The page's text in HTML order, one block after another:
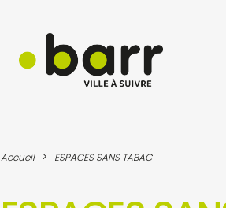
Accueil > ESPACES SANS TABAC